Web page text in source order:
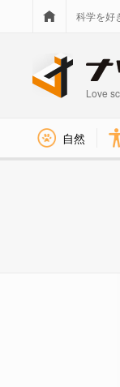
科学を好
Love
自然